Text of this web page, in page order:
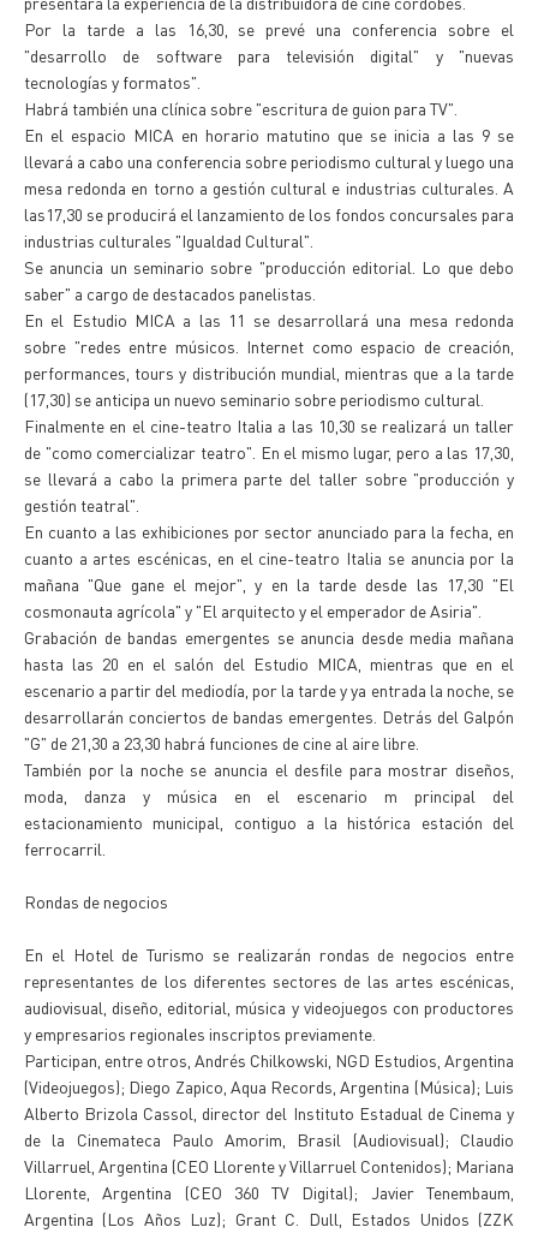
Por la tarde a las 16,30, se prevé una conferencia sobre el
"desarrollo de software para televisión digital" y "nuevas
tecnologías y formatos".
Habrá también una clínica sobre "escritura de guion para TV".
En el espacio MICA en horario matutino que se inicia a las 9 se
llevará a cabo una conferencia sobre periodismo cultural y luego una
mesa redonda en torno a gestión cultural e industrias culturales. A
las17,30 se producirá el lanzamiento de los fondos concursales para
industrias culturales "Igualdad Cultural".
Se anuncia un seminario sobre "producción editorial. Lo que debo
saber" a cargo de destacados panelistas.
En el Estudio MICA a las 11 se desarrollará una mesa redonda
sobre "redes entre músicos. Internet como espacio de creación,
performances, tours y distribución mundial, mientras que a la tarde
(17,30) se anticipa un nuevo seminario sobre periodismo cultural.
Finalmente en el cine-teatro Italia a las 10,30 se realizará un taller
de "como comercializar teatro". En el mismo lugar, pero a las 17,30,
se llevará a cabo la primera parte del taller sobre "producción y
gestión teatral".
En cuanto a las exhibiciones por sector anunciado para la fecha, en
cuanto a artes escénicas, en el cine-teatro Italia se anuncia por la
mañana "Que gane el mejor", y en la tarde desde las 17,30 "El
cosmonauta agrícola" y "El arquitecto y el emperador de Asiria".
Grabación de bandas emergentes se anuncia desde media mañana
hasta las 20 en el salón del Estudio MICA, mientras que en el
escenario a partir del mediodía, por la tarde y ya entrada la noche, se
desarrollarán conciertos de bandas emergentes. Detrás del Galpón
"G" de 21,30 a 23,30 habrá funciones de cine al aire libre.
También por la noche se anuncia el desfile para mostrar diseños,
moda, danza y música en el escenario m principal del
estacionamiento municipal, contiguo a la histórica estación del
ferrocarril.
Rondas de negocios
En el Hotel de Turismo se realizarán rondas de negocios entre
representantes de los diferentes sectores de las artes escénicas,
audiovisual, diseño, editorial, música y videojuegos con productores
y empresarios regionales inscriptos previamente.
Participan, entre otros, Andrés Chilkowski, NGD Estudios, Argentina
(Videojuegos); Diego Zapico, Aqua Records, Argentina (Música); Luis
Alberto Brizola Cassol, director del Instituto Estadual de Cinema y
de la Cinemateca Paulo Amorim, Brasil (Audiovisual); Claudio
Villarruel, Argentina (CEO Llorente y Villarruel Contenidos); Mariana
Llorente, Argentina (CEO 360 TV Digital); Javier Tenembaum,
Argentina (Los Años Luz); Grant C. Dull, Estados Unidos (ZZK